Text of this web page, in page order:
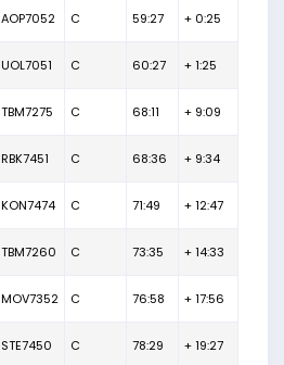
AOP7052 C 59:27 + 0:25
UOL7051 C 60:27 + 1:25
TBM7275 C 68:11 + 9:09
RBK7451 C 68:36 + 9:34
KON7474 C 71:49 + 12:47
TBM7260 C 73:35 + 14:33
MOV7352 C 76:58 + 17:56
STE7450 C 78:29 + 19:27